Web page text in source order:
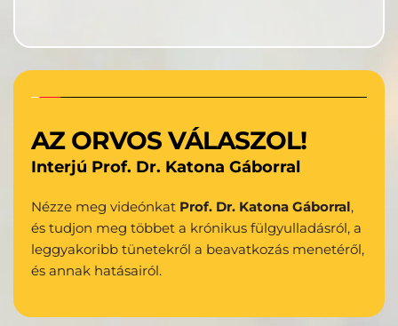
AZ ORVOS VÁLASZOL!
Interjú Prof. Dr. Katona Gáborral
Nézze meg videónkat Prof. Dr. Katona Gáborral,
és tudjon meg többet a krónikus fülgyulladásról, a
leggyakoribb tünetekről a beavatkozás menetéről,
és annak hatásairól.